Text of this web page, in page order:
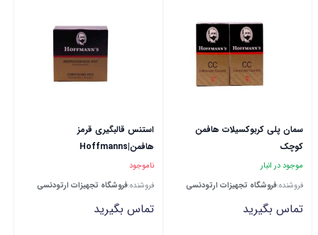
سمان پلی کربوکسیلات هافمن
کوچک
موجود در انبار
فروشنده:فروشگاه تجهیزات ارتودنسی
تماس بگیرید
استنس قالبگیری قرمز
هافمن|Hoffmanns
ناموجود
فروشنده:فروشگاه تجهیزات ارتودنسی
تماس بگیرید